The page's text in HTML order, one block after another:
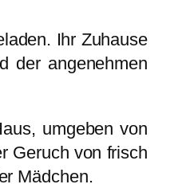
Ihr Zuhause
der angenehmen
umgeben von
Geruch von frisch
Mädchen.